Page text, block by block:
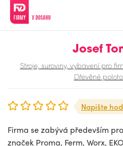
Josef
Stroje, suroviny, vybavení pro
Dřevěné
Napište
Firma se zabývá především
značek Proma, Ferm, Worx,